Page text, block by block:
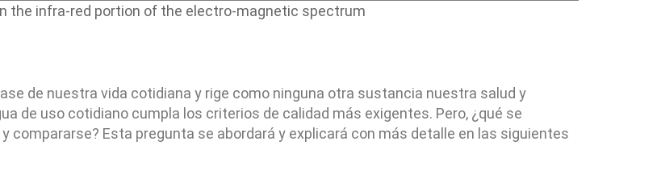
de nuestra vida cotidiana y rige como ninguna otra sustancia nuestra salud y
de uso cotidiano cumpla los criterios de calidad más exigentes. Pero, ¿qué se
compararse? Esta pregunta se abordará y explicará con más detalle en las siguientes